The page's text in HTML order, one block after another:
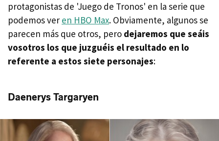
protagonistas de 'Juego de Tronos' en la serie que
podemos ver en HBO Max. Obviamente, algunos se
parecen más que otros, pero dejaremos que seáis
vosotros los que juzguéis el resultado en lo
referente a estos siete personajes:
Daenerys Targaryen